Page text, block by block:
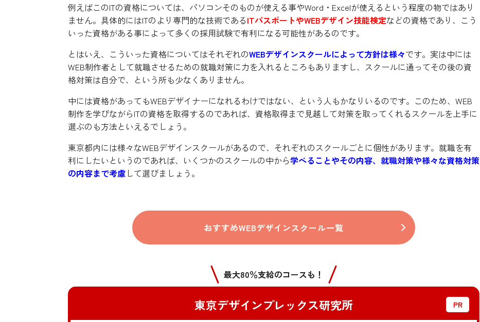
例えばこのITの資格については、パソコンそのものが使える事やWord・Excelが使えるという程度の物ではあり
ません。具体的にはITのより専門的な技術であるITパスポートやWEBデザイン技能検定などの資格であり、こう
いった資格がある事によって多くの採用試験で有利になる可能性があるのです。
とはいえ、こういった資格についてはそれぞれのWEBデザインスクールによって方針は様々です。実は中には
WEB制作者として就職させるための就職対策に力を入れるところもありますし、スクールに通ってその後の資
格対策は自分で、という所も少なくありません。
中には資格があってもWEBデザイナーになれるわけではない、という人もかなりいるのです。このため、WEB
制作を学びながらITの資格を取得するのであれば、資格取得まで見越して対策を取ってくれるスクールを上手に
選ぶのも方法といえるでしょう。
東京都内には様々なWEBデザインスクールがあるので、それぞれのスクールごとに個性があります。就職を有
利にしたいというのであれば、いくつかのスクールの中から学べることやその内容、就職対策や様々な資格対策
の内容まで考慮 して選びましょう。
おすすめWEBデザインスクール一覧
最大80％支給のコースも！
東京デザインプレックス研究所